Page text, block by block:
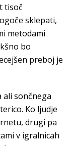
tisoč
sklepati,
metodami
bo
preboj je
ali sončnega
Ko ljudje
drugi pa
v igralnicah